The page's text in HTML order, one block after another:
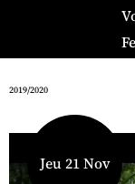
2019/2020
Jeu 21 Nov